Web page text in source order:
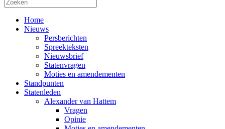
Home
Nieuws
Persberichten
Spreekteksten
Nieuwsbrief
Statenvragen
Moties en amendementen
Standpunten
Statenleden
Alexander van Hattem
Vragen
Opinie